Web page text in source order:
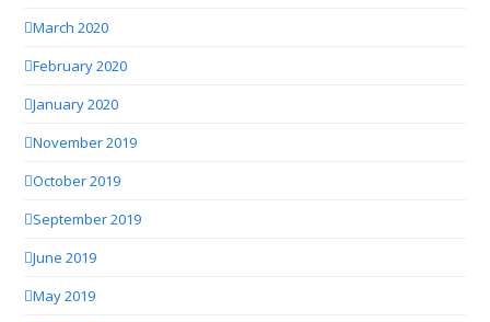
March 2020
February 2020
January 2020
November 2019
October 2019
September 2019
June 2019
May 2019